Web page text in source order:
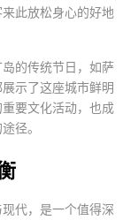
此放松身心的好地
的传统节日，如萨
示了这座城市鲜明
要文化活动，也成
径。
代，是一个值得深